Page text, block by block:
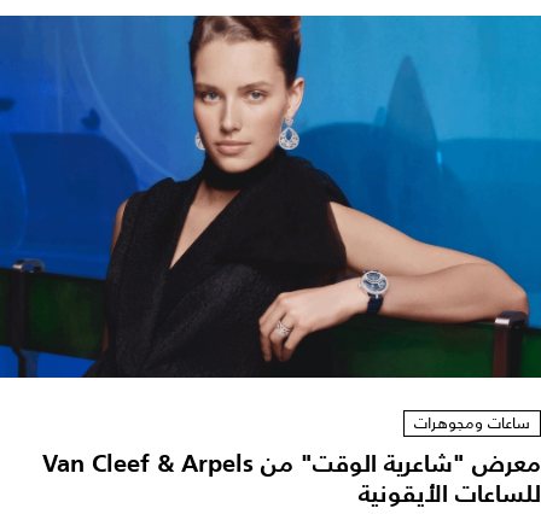
ساعات ومجوهرات
معرض "شاعرية الوقت" من Van Cleef & Arpels
للساعات الأيقونية